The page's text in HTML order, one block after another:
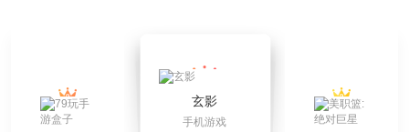
玄影
手机游戏